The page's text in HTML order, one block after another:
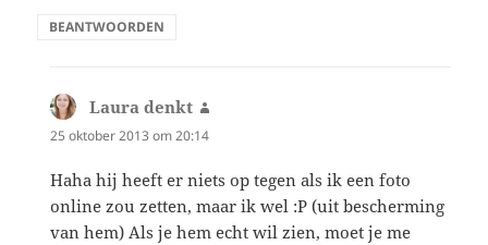
BEANTWOORDEN
Laura denkt
25 oktober 2013 om 20:14
Haha hij heeft er niets op tegen als ik een foto
online zou zetten, maar ik wel :P (uit bescherming
van hem) Als je hem echt wil zien, moet je me